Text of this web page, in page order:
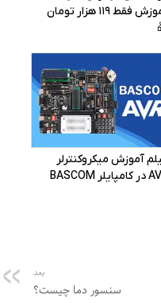
بعد
سنسور دما چیست؟